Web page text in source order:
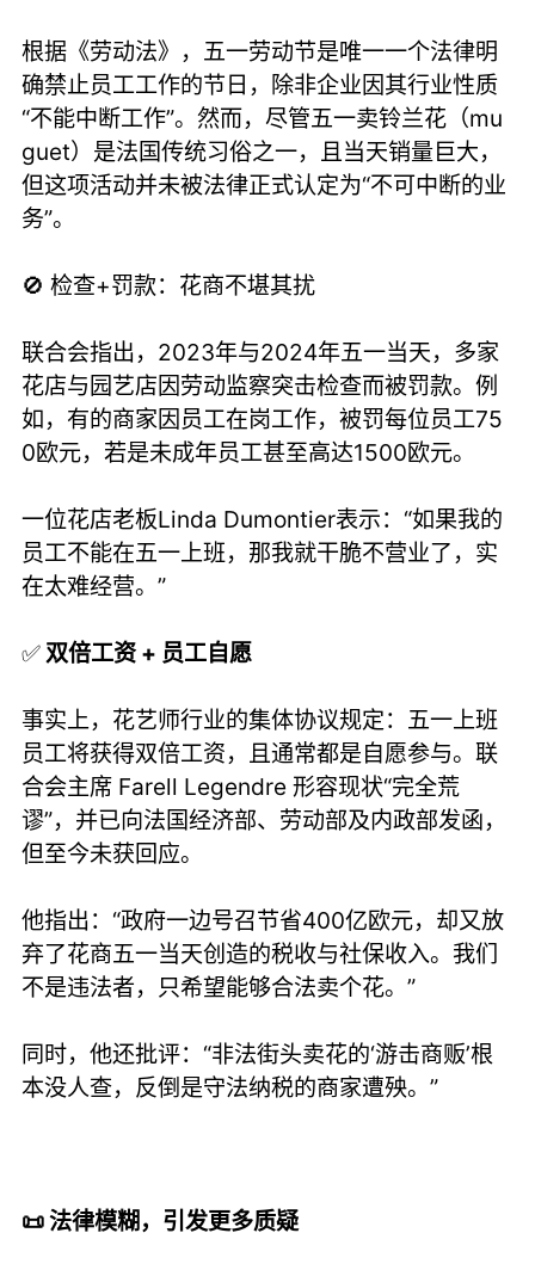
根据《劳动法》，五一劳动节是唯一一个法律明
确禁止员工工作的节日，除非企业因其行业性质
“不能中断工作”。然而，尽管五一卖铃兰花（mu
guet）是法国传统习俗之一，且当天销量巨大，
但这项活动并未被法律正式认定为“不可中断的业
务”。
🚫 检查+罚款：花商不堪其扰
联合会指出，2023年与2024年五一当天，多家
花店与园艺店因劳动监察突击检查而被罚款。例
如，有的商家因员工在岗工作，被罚每位员工75
0欧元，若是未成年员工甚至高达1500欧元。
一位花店老板Linda Dumontier表示：“如果我的
员工不能在五一上班，那我就干脆不营业了，实
在太难经营。”
✅双倍工资 + 员工自愿
事实上，花艺师行业的集体协议规定：五一上班
员工将获得双倍工资，且通常都是自愿参与。联
合会主席 Farell Legendre 形容现状“完全荒
谬”，并已向法国经济部、劳动部及内政部发函，
但至今未获回应。
他指出：“政府一边号召节省400亿欧元，却又放
弃了花商五一当天创造的税收与社保收入。我们
不是违法者，只希望能够合法卖个花。”
同时，他还批评：“非法街头卖花的‘游击商贩’根
本没人查，反倒是守法纳税的商家遭殃。”
📜 法律模糊，引发更多质疑